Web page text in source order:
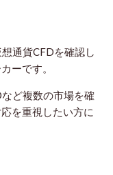
通貨CFDを確認し
ーです。
ど複数の市場を確
を重視したい方に